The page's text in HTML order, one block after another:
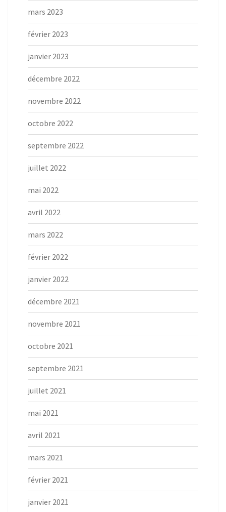
mars 2023
février 2023
janvier 2023
décembre 2022
novembre 2022
octobre 2022
septembre 2022
juillet 2022
mai 2022
avril 2022
mars 2022
février 2022
janvier 2022
décembre 2021
novembre 2021
octobre 2021
septembre 2021
juillet 2021
mai 2021
avril 2021
mars 2021
février 2021
janvier 2021